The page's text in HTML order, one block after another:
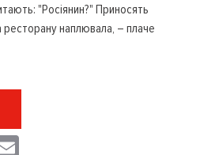
"Росіянин?" Приносять
наплювала, – плаче